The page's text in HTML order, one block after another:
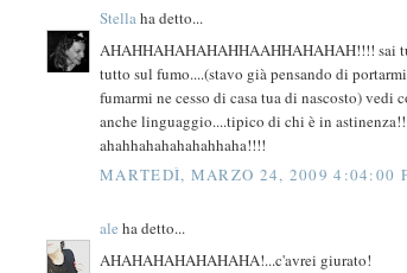
Stellaha detto...
AHAHHAHAHAHAHHAAHHAHAHAH!!!! sai
tutto sul fumo....(stavo già pensando di
fumarmi ne cesso di casa tua di nascosto) vedi
anche linguaggio....tipico di chi è in
ahahhahahahahahhaha!!!!
MARTEDÌ, MARZO 24, 2009 4:04:00
ale ha detto...
AHAHAHAHAHAHAHA!...c'avrei giurato!